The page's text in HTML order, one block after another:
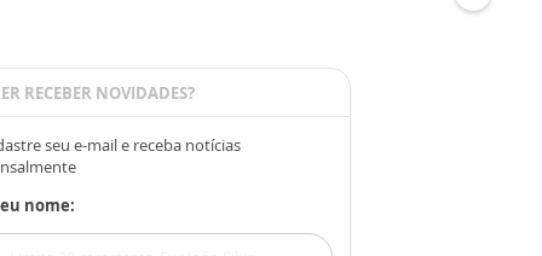
RECEBER NOVIDADES?
seu e-mail e receba notícias
nome: